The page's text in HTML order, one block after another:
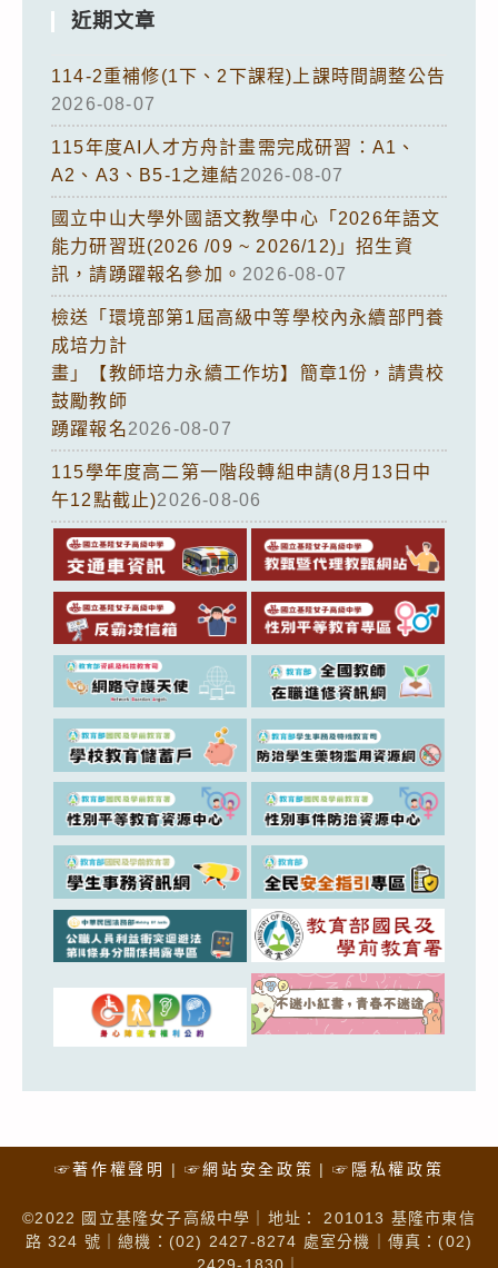
近期文章
114-2重補修(1下、2下課程)上課時間調整公告
2026-08-07
115年度AI人才方舟計畫需完成研習：A1、
A2、A3、B5-1之連結2026-08-07
國立中山大學外國語文教學中心「2026年語文
能力研習班(2026 /09 ~ 2026/12)」招生資
訊，請踴躍報名參加。 2026-08-07
檢送「環境部第1屆高級中等學校內永續部門養
成培力計
畫」【教師培力永續工作坊】簡章1份，請貴校
鼓勵教師
踴躍報名2026-08-07
115學年度高二第一階段轉組申請(8月13日中
午12點截止)2026-08-06
☞著作權聲明 ☞網站安全政策 ☞隱私權政策
©2022 國立基隆女子高級中學｜地址： 201013 基隆市東信
路 324 號｜總機：(02) 2427-8274 處室分機｜傳真：(02)
2429-1830｜